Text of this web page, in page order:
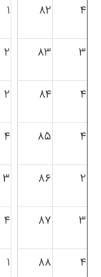
۴ ۸۲ ۱
۳ ۸۳ ۲
۴ ۸۴ ۲
۴ ۸۵ ۴
۲ ۸۶ ۳
۳ ۸۷ ۴
۴ ۸۸ ۱